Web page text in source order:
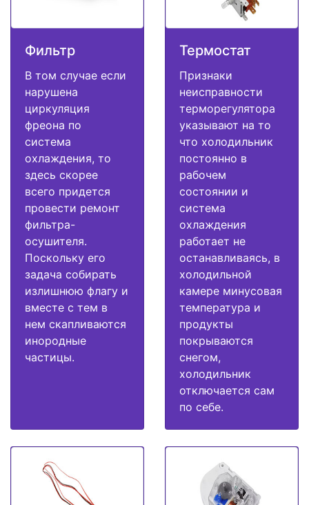
Фильтр
В том случае если
нарушена
циркуляция
фреона по
система
охлаждения, то
здесь скорее
всего придется
провести ремонт
фильтра-
осушителя.
Поскольку его
задача собирать
излишнюю флагу и
вместе с тем в
нем скапливаются
инородные
частицы.
Термостат
Признаки
неисправности
терморегулятора
указывают на то
что холодильник
постоянно в
рабочем
состоянии и
система
охлаждения
работает не
останавливаясь, в
холодильной
камере минусовая
температура и
продукты
покрываются
снегом,
холодильник
отключается сам
по себе.